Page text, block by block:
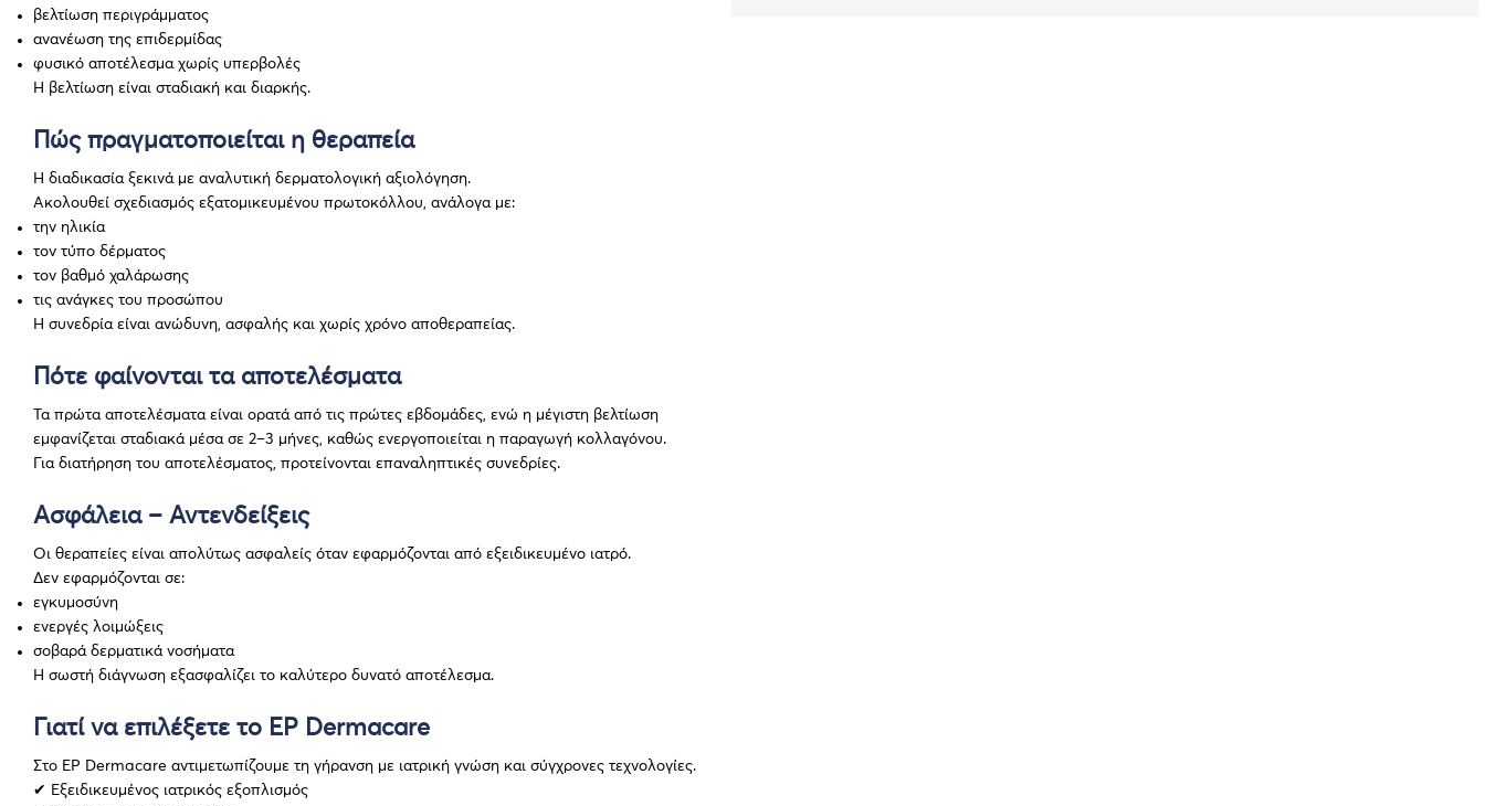
βελτίωση περιγράμματος
ανανέωση της επιδερμίδας
φυσικό αποτέλεσμα χωρίς υπερβολές
Η βελτίωση είναι σταδιακή και διαρκής.
Πώς πραγματοποιείται η θεραπεία
Η διαδικασία ξεκινά με αναλυτική δερματολογική αξιολόγηση.
Ακολουθεί σχεδιασμός εξατομικευμένου πρωτοκόλλου, ανάλογα με:
την ηλικία
τον τύπο δέρματος
τον βαθμό χαλάρωσης
τις ανάγκες του προσώπου
Η συνεδρία είναι ανώδυνη, ασφαλής και χωρίς χρόνο αποθεραπείας.
Πότε φαίνονται τα αποτελέσματα
Τα πρώτα αποτελέσματα είναι ορατά από τις πρώτες εβδομάδες, ενώ η μέγιστη βελτίωση
εμφανίζεται σταδιακά μέσα σε 2–3 μήνες, καθώς ενεργοποιείται η παραγωγή κολλαγόνου.
Για διατήρηση του αποτελέσματος, προτείνονται επαναληπτικές συνεδρίες.
Ασφάλεια – Αντενδείξεις
Οι θεραπείες είναι απολύτως ασφαλείς όταν εφαρμόζονται από εξειδικευμένο ιατρό.
Δεν εφαρμόζονται σε:
εγκυμοσύνη
ενεργές λοιμώξεις
σοβαρά δερματικά νοσήματα
Η σωστή διάγνωση εξασφαλίζει το καλύτερο δυνατό αποτέλεσμα.
Γιατί να επιλέξετε το EP Dermacare
Στο EP Dermacare αντιμετωπίζουμε τη γήρανση με ιατρική γνώση και σύγχρονες τεχνολογίες.
✔ Εξειδικευμένος ιατρικός εξοπλισμός